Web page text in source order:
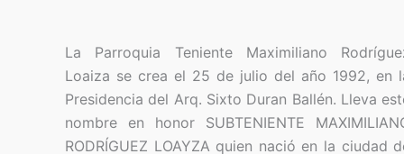
La Parroquia Teniente Maximiliano
Loaiza se crea el 25 de julio del año 1992, en
Presidencia del Arq. Sixto Duran Ballén. Lleva
nombre en honor SUBTENIENTE
RODRÍGUEZ LOAYZA quien nació en la ciudad